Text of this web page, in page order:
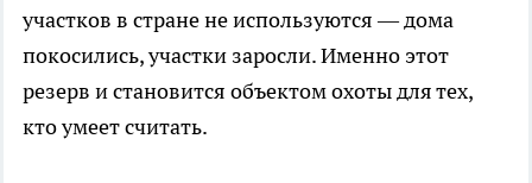
участков в стране не используются — дома
покосились, участки заросли. Именно этот
резерв и становится объектом охоты для тех,
кто умеет считать.